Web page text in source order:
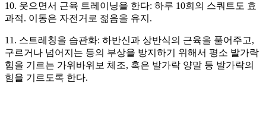
10. 웃으면서 근육 트레이닝을 한다: 하루 10회의 스쿼트도 효
과적. 이동은 자전거로 젊음을 유지.
11. 스트레칭을 습관화: 하반신과 상반식의 근육을 풀어주고,
구르거나 넘어지는 등의 부상을 방지하기 위해서 평소 발가락
힘을 기르는 가위바위보 체조, 혹은 발가락 양말 등 발가락의
힘을 기르도록 한다.